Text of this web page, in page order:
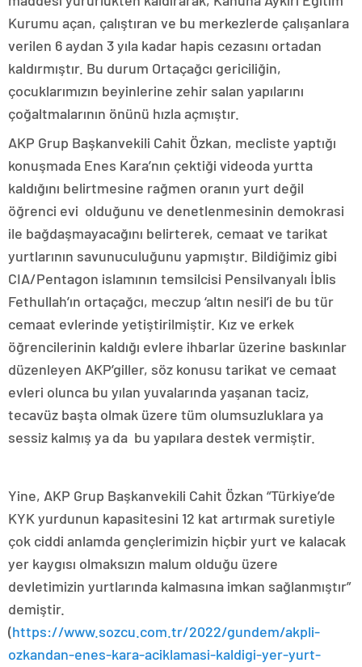
Kurumu açan, çalıştıran ve bu merkezlerde çalışanlara
verilen 6 aydan 3 yıla kadar hapis cezasını ortadan
kaldırmıştır. Bu durum Ortaçağcı gericiliğin,
çocuklarımızın beyinlerine zehir salan yapılarını
çoğaltmalarının önünü hızla açmıştır.
AKP Grup Başkanvekili Cahit Özkan, mecliste yaptığı
konuşmada Enes Kara’nın çektiği videoda yurtta
kaldığını belirtmesine rağmen oranın yurt değil
öğrenci evi olduğunu ve denetlenmesinin demokrasi
ile bağdaşmayacağını belirterek, cemaat ve tarikat
yurtlarının savunuculuğunu yapmıştır. Bildiğimiz gibi
CIA/Pentagon islamının temsilcisi Pensilvanyalı İblis
Fethullah’ın ortaçağcı, meczup ‘altın nesil’i de bu tür
cemaat evlerinde yetiştirilmiştir. Kız ve erkek
öğrencilerinin kaldığı evlere ihbarlar üzerine baskınlar
düzenleyen AKP’giller, söz konusu tarikat ve cemaat
evleri olunca bu yılan yuvalarında yaşanan taciz,
tecavüz başta olmak üzere tüm olumsuzluklara ya
sessiz kalmış ya da bu yapılara destek vermiştir.
Yine, AKP Grup Başkanvekili Cahit Özkan “Türkiye’de
KYK yurdunun kapasitesini 12 kat artırmak suretiyle
çok ciddi anlamda gençlerimizin hiçbir yurt ve kalacak
yer kaygısı olmaksızın malum olduğu üzere
devletimizin yurtlarında kalmasına imkan sağlanmıştır”
demiştir.
(https://www.sozcu.com.tr/2022/gundem/akpli-
ozkandan-enes-kara-aciklamasi-kaldigi-yer-yurt-